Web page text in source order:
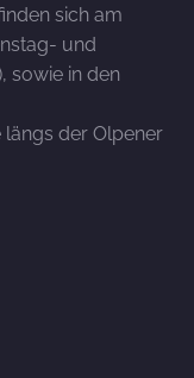
sich am
und
sowie in den
längs der Olpener